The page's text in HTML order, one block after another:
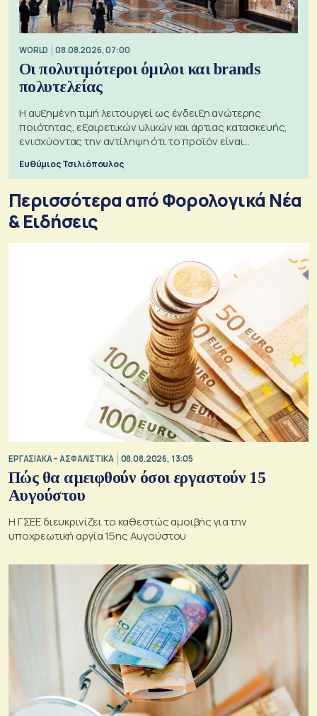
WORLD 08.08.2026, 07:00
Οι πολυτιμότεροι όμιλοι και brands
πολυτελείας
Η αυξημένη τιμή λειτουργεί ως ένδειξη ανώτερης
ποιότητας, εξαιρετικών υλικών και άρτιας κατασκευής,
ενισχύοντας την αντίληψη ότι το προϊόν είναι
Ευθύμιος Τσιλιόπουλος
Περισσότερα από Φορολογικά Νέα
& Eιδήσεις
ΕΡΓΑΣΙΑΚΑ – ΑΣΦΑΛΙΣΤΙΚΑ 08.08.2026, 13:05
Πώς θα αμειφθούν όσοι εργαστούν 15
Αυγούστου
Η ΓΣΕΕ διευκρινίζει το καθεστώς αμοιβής για την
υποχρεωτική αργία 15ης Αυγούστου